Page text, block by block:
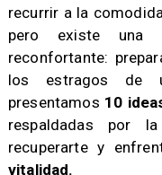
recurrir a la
pero existe una
reconfortante:
los estragos de
presentamos 10
respaldadas por
recuperarte y
vitalidad.